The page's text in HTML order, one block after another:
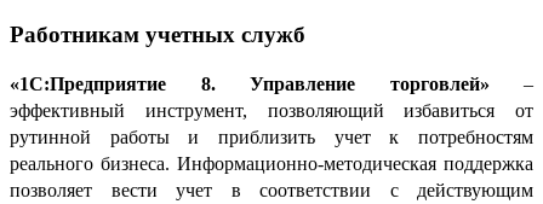
Работникам учетных служб
«1С:Предприятие 8. Управление торговлей» –
эффективный инструмент, позволяющий избавиться от
рутинной работы и приблизить учет к потребностям
реального бизнеса. Информационно-методическая поддержка
позволяет вести учет в соответствии с действующим